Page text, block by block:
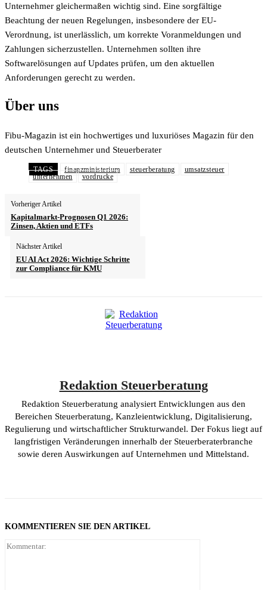
Unternehmer gleichermaßen wichtig sind. Eine sorgfältige
Beachtung der neuen Regelungen, insbesondere der EU-
Verordnung, ist unerlässlich, um korrekte Voranmeldungen und
Zahlungen sicherzustellen. Unternehmen sollten ihre
Softwarelösungen auf Updates prüfen, um den aktuellen
Anforderungen gerecht zu werden.
Über uns
Fibu-Magazin ist ein hochwertiges und luxuriöses Magazin für den
deutschen Unternehmer und Steuerberater
TAGS finanzministerium steuerberatung
umsatzsteuer
unternehmen
vordrucke
Vorheriger Artikel
Kapitalmarkt-Prognosen Q1 2026:
Zinsen, Aktien und ETFs
Nächster Artikel
EU AI Act 2026: Wichtige Schritte
zur Compliance für KMU
Redaktion Steuerberatung
Redaktion Steuerberatung analysiert Entwicklungen aus den
Bereichen Steuerberatung, Kanzleientwicklung, Digitalisierung,
Regulierung und wirtschaftlicher Strukturwandel. Der Fokus liegt auf
langfristigen Veränderungen innerhalb der Steuerberaterbranche
sowie deren Auswirkungen auf Unternehmen und Mittelstand.
KOMMENTIEREN SIE DEN ARTIKEL